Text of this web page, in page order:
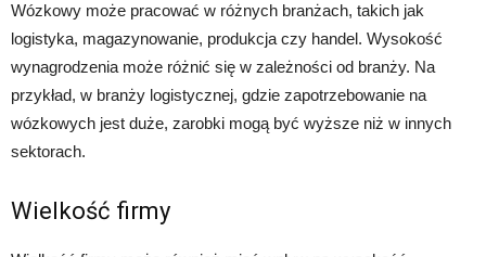
Wózkowy może pracować w różnych branżach, takich jak
logistyka, magazynowanie, produkcja czy handel. Wysokość
wynagrodzenia może różnić się w zależności od branży. Na
przykład, w branży logistycznej, gdzie zapotrzebowanie na
wózkowych jest duże, zarobki mogą być wyższe niż w innych
sektorach.
Wielkość firmy